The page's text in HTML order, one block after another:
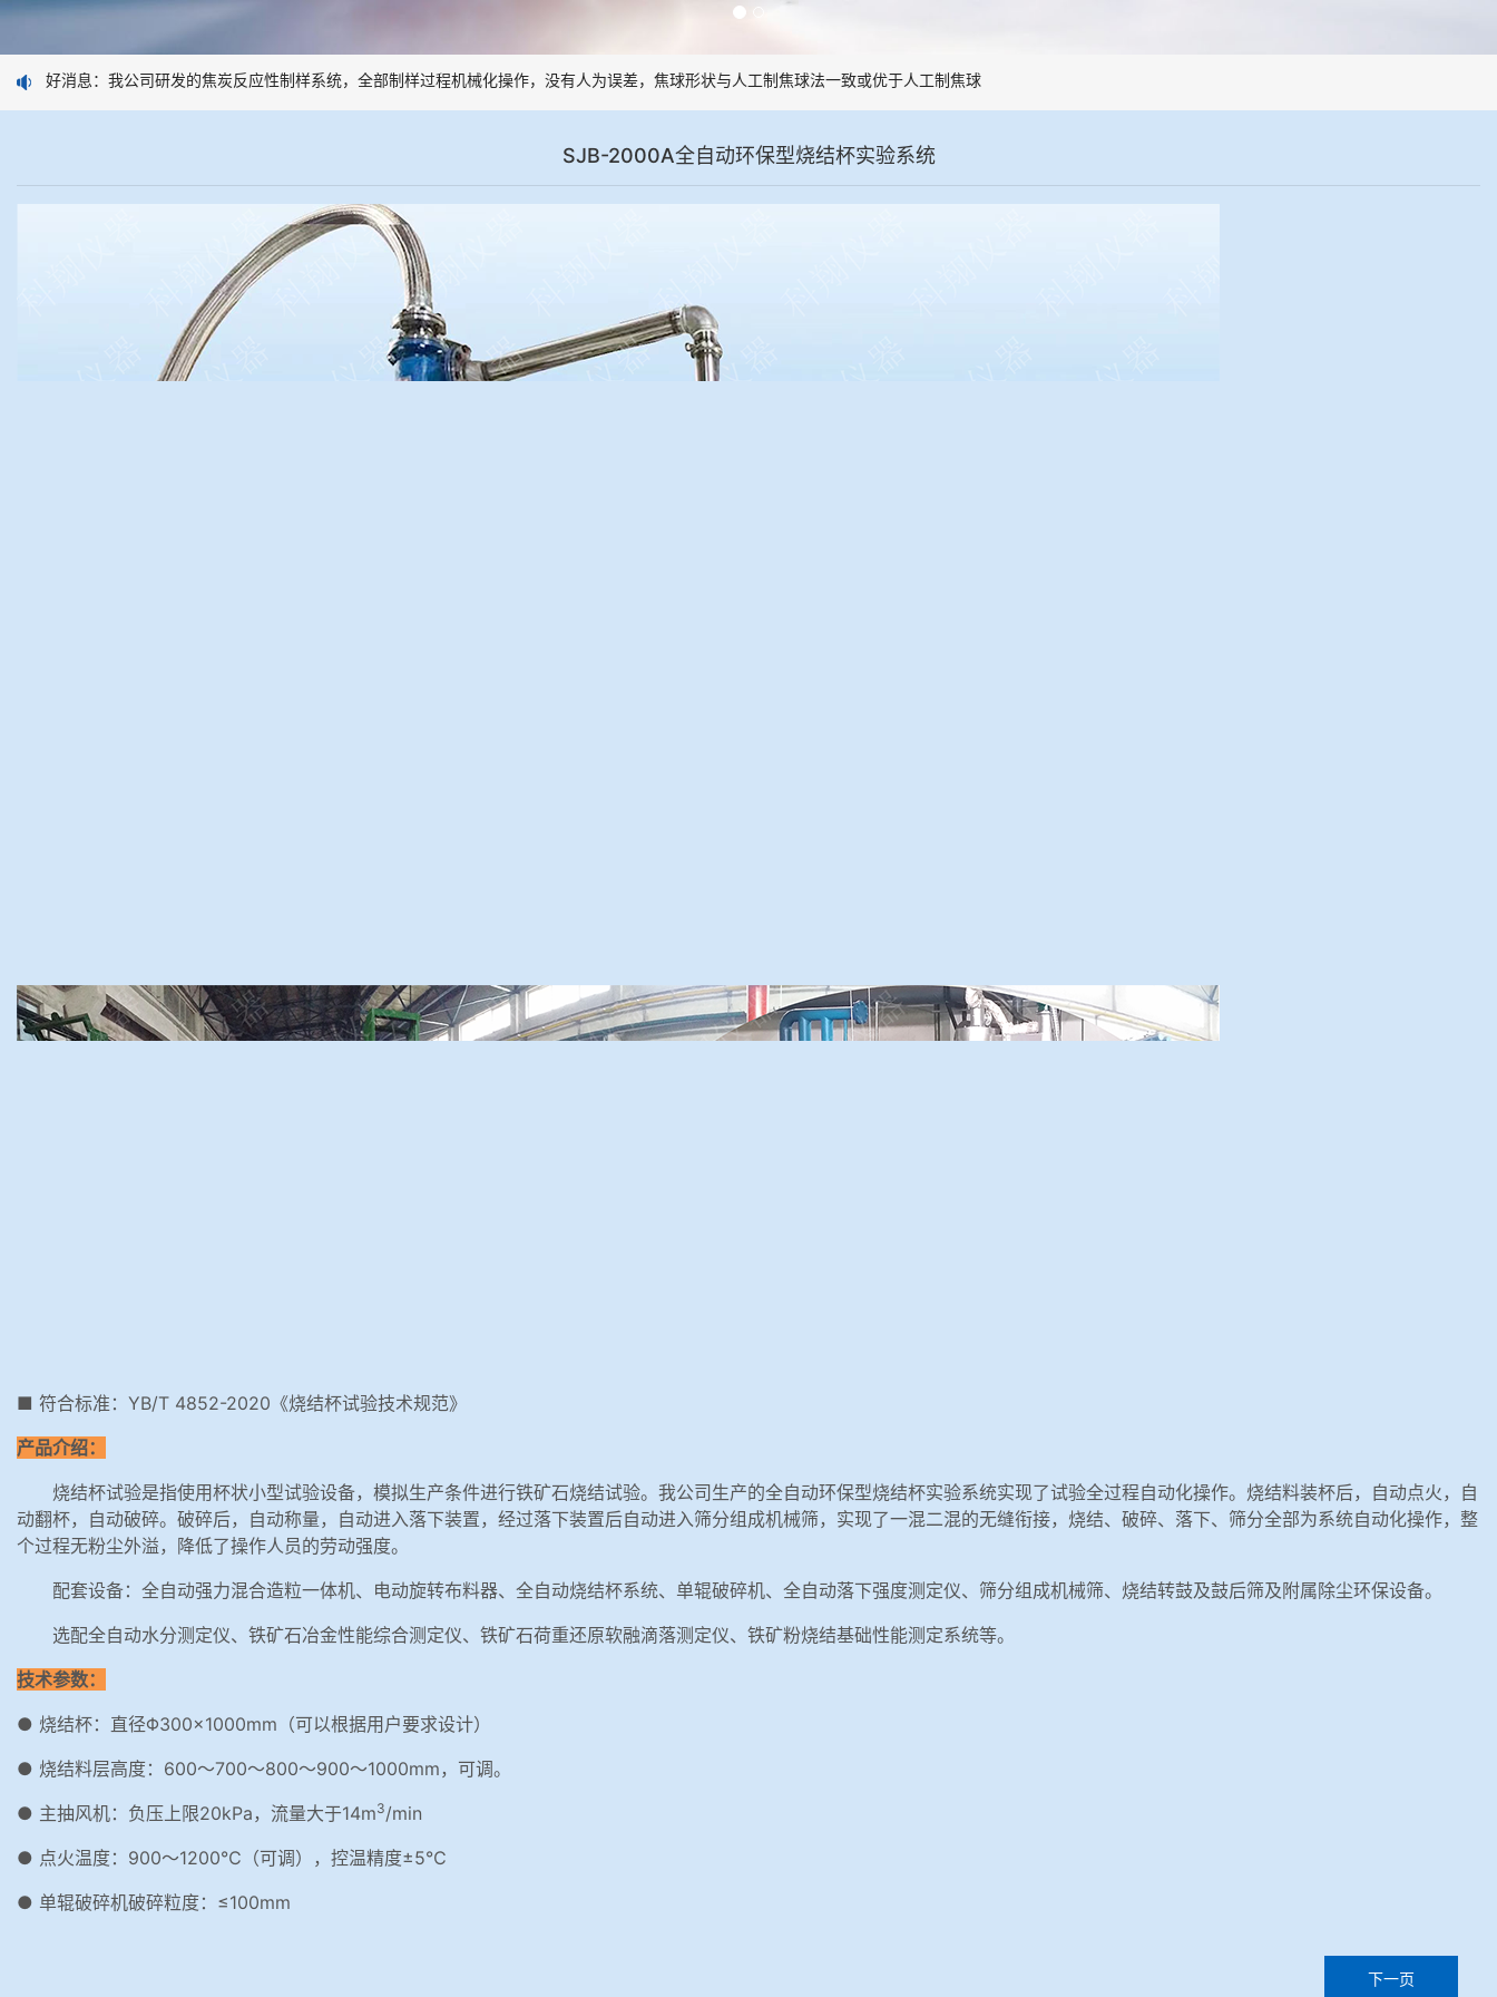
好消息：我公司研发的焦炭反应性制样系统，全部制样过程机械化操作，没有人为误差，焦球形状与人工制焦球法一致或优于人工制焦球。
SJB-2000A全自动环保型烧结杯实验系统
■ 符合标准：YB/T 4852-2020《烧结杯试验技术规范》
产品介绍：
烧结杯试验是指使用杯状小型试验设备，模拟生产条件进行铁矿石烧结试验。我公司生产的全自动环保型烧结杯实验系统实现了试验全过程自动化操作。烧结料装杯后，自动点火，自
动翻杯，自动破碎。破碎后，自动称量，自动进入落下装置，经过落下装置后自动进入筛分组成机械筛，实现了一混二混的无缝衔接，烧结、破碎、落下、筛分全部为系统自动化操作，整
个过程无粉尘外溢，降低了操作人员的劳动强度。
配套设备：全自动强力混合造粒一体机、电动旋转布料器、全自动烧结杯系统、单辊破碎机、全自动落下强度测定仪、筛分组成机械筛、烧结转鼓及鼓后筛及附属除尘环保设备。
选配全自动水分测定仪、铁矿石冶金性能综合测定仪、铁矿石荷重还原软融滴落测定仪、铁矿粉烧结基础性能测定系统等。
技术参数：
● 烧结杯：直径Φ300×1000mm（可以根据用户要求设计）
● 烧结料层高度：600～700～800～900～1000mm，可调。
● 主抽风机：负压上限20kPa，流量大于14m3/min
● 点火温度：900～1200℃（可调），控温精度±5℃
● 单辊破碎机破碎粒度：≤100mm
下一页